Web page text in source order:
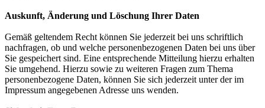
Auskunft, Änderung und Löschung Ihrer Daten
Gemäß geltendem Recht können Sie jederzeit bei uns schriftlich
nachfragen, ob und welche personenbezogenen Daten bei uns über
Sie gespeichert sind. Eine entsprechende Mitteilung hierzu erhalten
Sie umgehend. Hierzu sowie zu weiteren Fragen zum Thema
personenbezogene Daten, können Sie sich jederzeit unter der im
Impressum angegebenen Adresse uns wenden.